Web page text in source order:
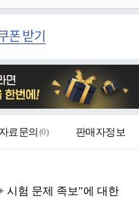
자료문의 (0) 판매자정보
시험 문제 족보"에 대한